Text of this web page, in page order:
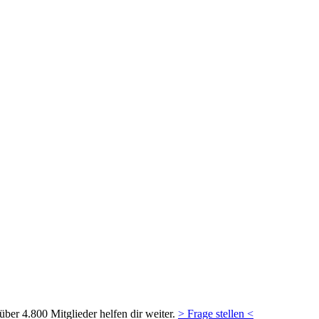
4.800 Mitglieder helfen dir weiter. > Frage stellen <